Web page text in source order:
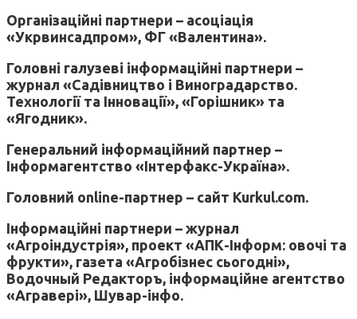
Організаційні партнери – асоціація
«Укрвинсадпром», ФГ «Валентина».
Головні галузеві інформаційні партнери –
журнал «Садівництво і Виноградарство.
Технології та Інновації», «Горішник» та
«Ягодник».
Генеральний інформаційний партнер –
Інформагентство «Інтерфакс-Україна».
Головний online-партнер – сайт Kurkul.com.
Інформаційні партнери – журнал
«Агроіндустрія», проект «АПК-Інформ: овочі та
фрукти», газета «Агробізнес сьогодні»,
Водочный Редакторъ, інформаційне агентство
«Агравері», Шувар-інфо.